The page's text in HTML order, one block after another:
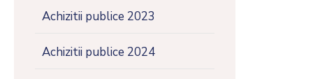
Achizitii publice 2023
Achizitii publice 2024